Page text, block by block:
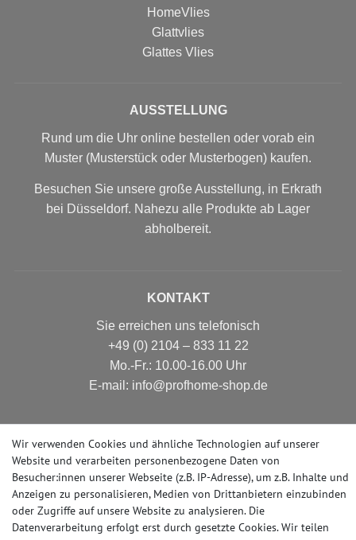
HomeVlies
Glattvlies
Glattes Vlies
AUSSTELLUNG
Rund um die Uhr online bestellen oder vorab ein
Muster (Musterstück oder Musterbogen) kaufen.
Besuchen Sie unsere große Ausstellung, in Erkrath
bei Düsseldorf. Nahezu alle Produkte ab Lager
abholbereit.
KONTAKT
Sie erreichen uns telefonisch
+49 (0) 2104 – 833 11 22
Mo.-Fr.: 10.00-16.00 Uhr
E-mail: info@profhome-shop.de
ZAHLUNGSARTEN
SOCIAL MEDIA
Wir verwenden Cookies und ähnliche Technologien auf unserer
Website und verarbeiten personenbezogene Daten von
Besucher:innen unserer Webseite (z.B. IP-Adresse), um z.B. Inhalte und
Anzeigen zu personalisieren, Medien von Drittanbietern einzubinden
oder Zugriffe auf unsere Website zu analysieren. Die
Datenverarbeitung erfolgt erst durch gesetzte Cookies. Wir teilen